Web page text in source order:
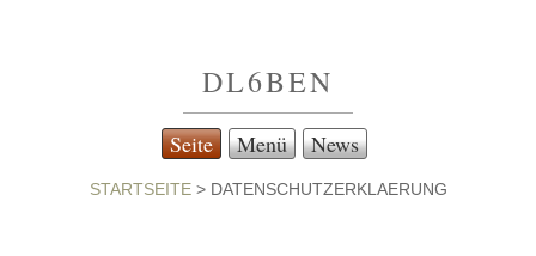
DL6BEN
Seite Menü News
STARTSEITE> DATENSCHUTZERKLAERUNG